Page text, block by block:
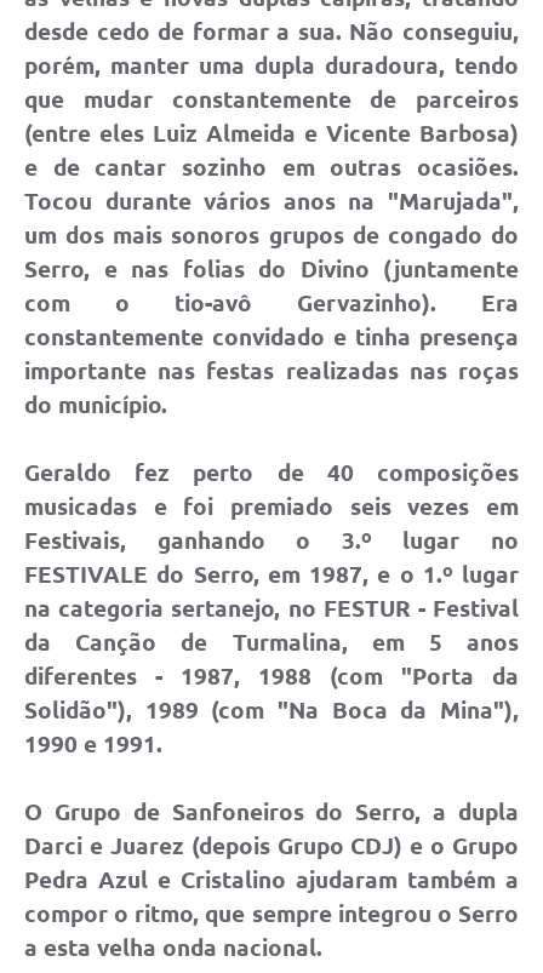
desde cedo de formar a sua. Não conseguiu,
porém, manter uma dupla duradoura, tendo
que mudar constantemente de parceiros
(entre eles Luiz Almeida e Vicente Barbosa)
e de cantar sozinho em outras ocasiões.
Tocou durante vários anos na "Marujada",
um dos mais sonoros grupos de congado do
Serro, e nas folias do Divino (juntamente
com o tio-avô Gervazinho). Era
constantemente convidado e tinha presença
importante nas festas realizadas nas roças
do município.
Geraldo fez perto de 40 composições
musicadas e foi premiado seis vezes em
Festivais, ganhando o 3.º lugar no
FESTIVALE do Serro, em 1987, e o 1.º lugar
na categoria sertanejo, no FESTUR - Festival
da Canção de Turmalina, em 5 anos
diferentes - 1987, 1988 (com "Porta da
Solidão"), 1989 (com "Na Boca da Mina"),
1990 e 1991.
O Grupo de Sanfoneiros do Serro, a dupla
Darci e Juarez (depois Grupo CDJ) e o Grupo
Pedra Azul e Cristalino ajudaram também a
compor o ritmo, que sempre integrou o Serro
a esta velha onda nacional.